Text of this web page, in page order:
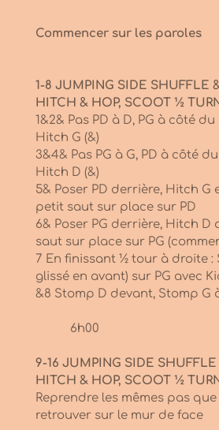
Commencer sur les paroles
1-8 JUMPING SIDE SHUFFLE
HITCH & HOP, SCOOT ½
1&2& Pas PD à D, PG à côté du
Hitch G (&)
3&4& Pas PG à G, PD à côté
Hitch D (&)
5& Poser PD derrière, Hitch G
petit saut sur place sur PD
6& Poser PG derrière, Hitch D
saut sur place sur PG
7 En finissant ½ tour à droite :
glissé en avant) sur PG avec
&8 Stomp D devant, Stomp
6h00
9-16 JUMPING SIDE
HITCH & HOP, SCOOT ½
Reprendre les mêmes pas que
retrouver sur le mur de face